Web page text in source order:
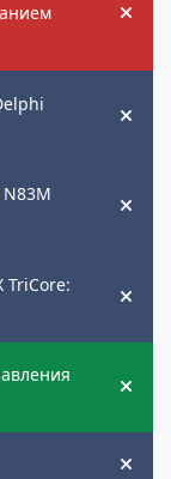
Hide
Hide
Hide
TriCore:
Hide
Hide